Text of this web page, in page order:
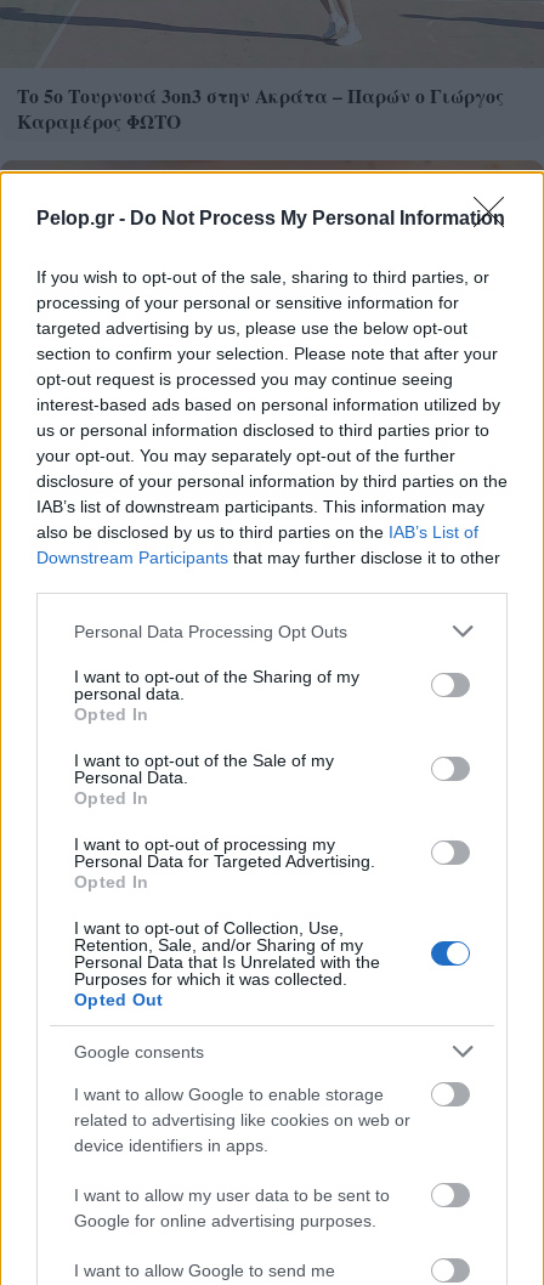
Pelop.gr - Do Not Process My Personal Information
If you wish to opt-out of the sale, sharing to third parties, or
processing of your personal or sensitive information for
targeted advertising by us, please use the below opt-out
section to confirm your selection. Please note that after your
opt-out request is processed you may continue seeing
interest-based ads based on personal information utilized by
us or personal information disclosed to third parties prior to
your opt-out. You may separately opt-out of the further
disclosure of your personal information by third parties on the
IAB’s list of downstream participants. This information may
also be disclosed by us to third parties on the IAB’s List of
Downstream Participants that may further disclose it to other
Please note that this website/app uses one or more Google
not limited to your visit or usage behaviour. You may click to
grant or deny consent to Google and its third-party tags to
use your data for below specified purposes in below Google
consent section.
Personal Data Processing Opt Outs
I want to opt-out of the Sharing of my
personal data.
Opted In
I want to opt-out of the Sale of my
Personal Data.
Opted In
I want to opt-out of processing my
Personal Data for Targeted Advertising.
Opted In
I want to opt-out of Collection, Use,
Retention, Sale, and/or Sharing of my
Personal Data that Is Unrelated with the
Purposes for which it was collected.
Opted Out
Google consents
I want to allow Google to enable storage
related to advertising like cookies on web or
device identifiers in apps.
I want to allow my user data to be sent to
Google for online advertising purposes.
I want to allow Google to send me
Το 5ο Τουρνουά 3on3 στην Ακράτα – Παρών ο Γιώργος
Καραμέρος ΦΩΤΟ
Frozen yogurt ή παγωτό; Ποιο είναι τελικά πιο υγιεινό
Η Apple αποφασίζει ποιος μένει και ποιος φεύγει και
οι κανόνες δεν είναι ίδιοι για όλους